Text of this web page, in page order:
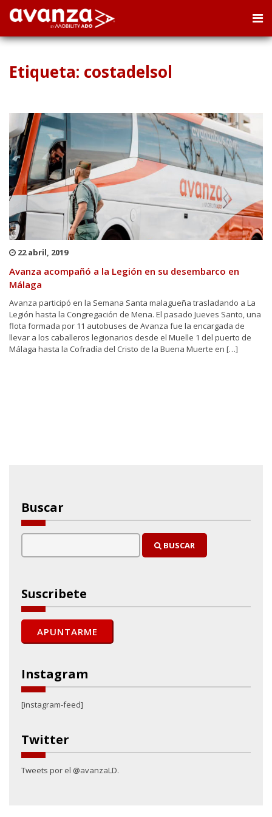
Etiqueta: costadelsol
22 abril, 2019
Avanza acompañó a la Legión en su desembarco en
Málaga
Avanza participó en la Semana Santa malagueña trasladando a La
Legión hasta la Congregación de Mena. El pasado Jueves Santo, una
flota formada por 11 autobuses de Avanza fue la encargada de
llevar a los caballeros legionarios desde el Muelle 1 del puerto de
Málaga hasta la Cofradía del Cristo de la Buena Muerte en […]
Buscar
BUSCAR
Suscribete
Instagram
[instagram-feed]
Twitter
Tweets por el @avanzaLD.